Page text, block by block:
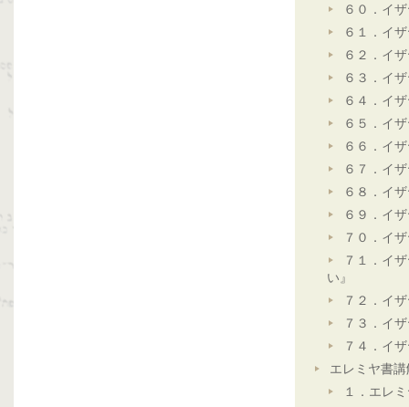
６０．イ
６１．イ
６２．イ
６３．イ
６４．イ
６５．イ
６６．イ
６７．イ
６８．イ
６９．イ
７０．イ
７１．イ
い』
７２．イ
７３．イ
７４．イ
エレミヤ書講
１．エレ